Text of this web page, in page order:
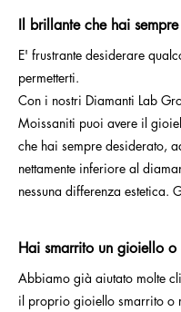
Il brillante che hai
E' frustrante desiderare
permetterti.
Con i nostri Diamanti Lab
Moissaniti puoi avere il
che hai sempre desiderato,
nettamente inferiore al
nessuna differenza estetica.
Hai smarrito un gioiello
Abbiamo già aiutato molte
il proprio gioiello smarrito o